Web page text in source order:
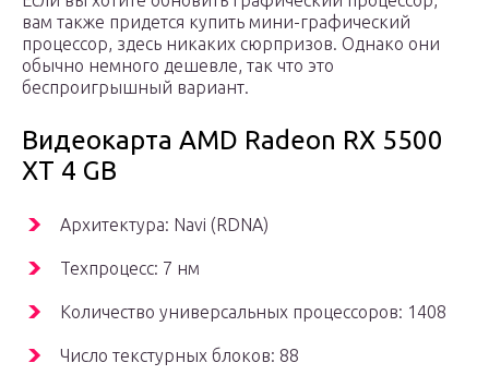
вам также придется купить мини-графический
процессор, здесь никаких сюрпризов. Однако они
обычно немного дешевле, так что это
беспроигрышный вариант.
Видеокарта AMD Radeon RX 5500
XT 4 GB
Архитектура: Navi (RDNA)
Техпроцесс: 7 нм
Количество универсальных процессоров: 1408
Число текстурных блоков: 88